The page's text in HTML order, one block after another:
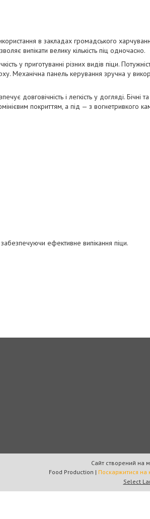
в закладах громадського
випікати велику кількість піц одночасно.
у приготуванні різних видів піци.
панель керування зручна у
довговічність і легкість у догляді.
покриттям, а під — з
ефективне випікання піци.
Сайт створений на
Food Production | Поскаржитися на
Select